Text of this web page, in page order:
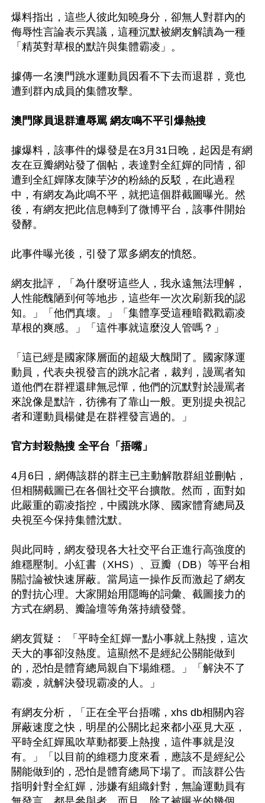
爆料指出，這些人彼此知曉身分，卻無人對群內的
侮辱性言論表示異議，這種沉默被網友解讀為一種
「精英對草根的默許與集體霸凌」。
據傳一名澳門跳水運動員因看不下去而退群，竟也
遭到群內成員的集體攻擊。
澳門隊員退群遭辱罵 網友鳴不平引爆熱搜
據爆料，該事件的爆發是在3月31日晚，起因是有網
友在豆瓣網站發了個帖，表達對全紅嬋的同情，卻
遭到全紅嬋隊友陳芋汐的粉絲的反駁，在此過程
中，有網友為此鳴不平，就把這個群截圖曝光。然
後，有網友把此信息轉到了微博平台，該事件開始
發酵。
此事件曝光後，引發了眾多網友的憤怒。
網友批評，「為什麼呀這些人，我永遠無法理解，
人性能醜陋到何等地步，這些年一次次刷新我的認
知。」「他們真壞。」「集體享受這種暗戳戳霸凌
草根的爽感。」「這件事就這麼沒人管嗎？」
「這已經是國家隊層面的超級大醜聞了。國家隊運
動員，代表央視發言的跳水記者，裁判，謾罵者知
道他們在群裡還肆無忌憚，他們的沉默對於謾罵者
來說像是默許，彷彿有了靠山一般。更別提央視記
者和運動員楊健是在群裡發言過的。」
官方封殺熱搜 全平台「捂嘴」
4月6日，網傳該群的群主已主動解散群組並刪帖，
但相關截圖已在各個社交平台擴散。然而，面對如
此嚴重的霸凌指控，中國跳水隊、國家體育總局及
央視至今保持集體沈默。
與此同時，網友發現各大社交平台正進行高強度的
維穩壓制。小紅書（XHS）、豆瓣（DB）等平台相
關討論被快速屏蔽。當局這一操作反而激起了網友
的對抗心理。大家開始用隱晦的詞彙、截圖接力的
方式在網易、瓣論壇等角落持續發聲。
網友質疑： 「平時全紅嬋一點小事就上熱搜，這次
天大的事卻沒熱度。這顯然不是經紀公關能做到
的，恐怕是體育總局親自下場維穩。」「解決不了
霸凌，就解決發現霸凌的人。」
有網友分析，「正在全平台捂嘴，xhs db相關內容
屏蔽速度之快，明星的公關比起來都小巫見大巫，
平時全紅嬋風吹草動都要上熱搜，這件事就是沒
有。」「以目前的維穩力度來看，應該不是經紀公
關能做到的，恐怕是體育總局下場了。而該群公告
指明針對全紅嬋，涉嫌有組織針對，無論運動員有